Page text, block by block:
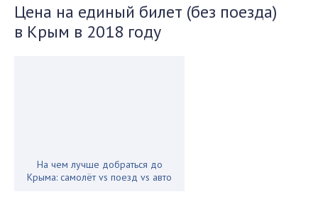
Цена на единый билет (без поезда)
в Крым в 2018 году
На чем лучше добраться до
Крыма: самолёт vs поезд vs авто